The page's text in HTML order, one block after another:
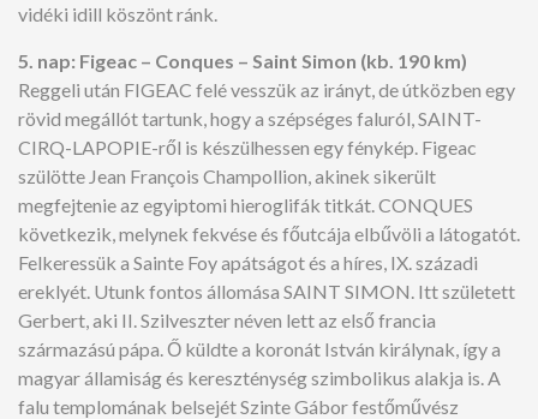
vidéki idill köszönt ránk.
5. nap: Figeac – Conques – Saint Simon (kb. 190 km)
Reggeli után FIGEAC felé vesszük az irányt, de útközben egy
rövid megállót tartunk, hogy a szépséges faluról, SAINT-
CIRQ-LAPOPIE-ről is készülhessen egy fénykép. Figeac
szülötte Jean François Champollion, akinek sikerült
megfejtenie az egyiptomi hieroglifák titkát. CONQUES
következik, melynek fekvése és főutcája elbűvöli a látogatót.
Felkeressük a Sainte Foy apátságot és a híres, IX. századi
ereklyét. Utunk fontos állomása SAINT SIMON. Itt született
Gerbert, aki II. Szilveszter néven lett az első francia
származású pápa. Ő küldte a koronát István királynak, így a
magyar államiság és kereszténység szimbolikus alakja is. A
falu templomának belsejét Szinte Gábor festőművész